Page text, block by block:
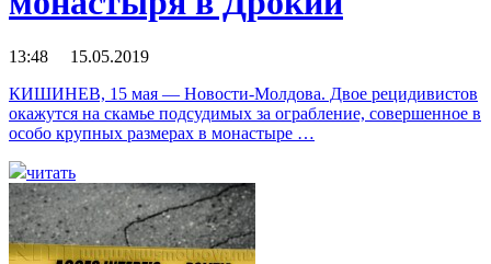
13:48 15.05.2019
КИШИНЕВ, 15 мая — Новости-Молдова. Двое рецидивистов
окажутся на скамье подсудимых за ограбление, совершенное в
особо крупных размерах в монастыре …
читать